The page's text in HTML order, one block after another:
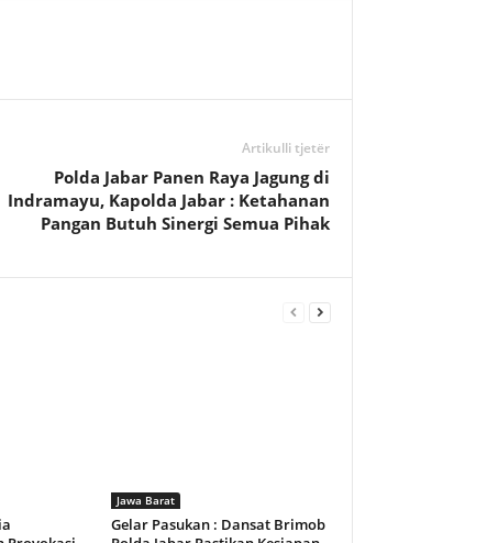
Artikulli tjetër
Polda Jabar Panen Raya Jagung di
Indramayu, Kapolda Jabar : Ketahanan
Pangan Butuh Sinergi Semua Pihak
Jawa Barat
Gelar Pasukan : Dansat Brimob